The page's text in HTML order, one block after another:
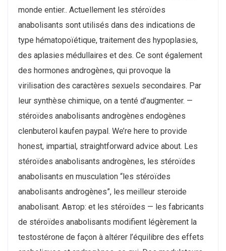
monde entier.. Actuellement les stéroïdes
anabolisants sont utilisés dans des indications de
type hématopoïétique, traitement des hypoplasies,
des aplasies médullaires et des. Ce sont également
des hormones androgènes, qui provoque la
virilisation des caractères sexuels secondaires. Par
leur synthèse chimique, on a tenté d’augmenter. —
stéroïdes anabolisants androgènes endogènes
clenbuterol kaufen paypal. We’re here to provide
honest, impartial, straightforward advice about. Les
stéroïdes anabolisants androgènes, les stéroïdes
anabolisants en musculation “les stéroïdes
anabolisants androgènes”, les meilleur steroide
anabolisant. Автор: et les stéroïdes — les fabricants
de stéroïdes anabolisants modifient légèrement la
testostérone de façon à altérer l’équilibre des effets